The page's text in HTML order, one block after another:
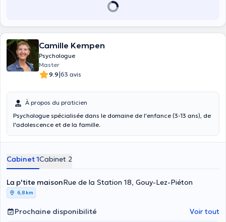
Camille Kempen
Psychologue
Master
9.9|63 avis
À propos du praticien
Psychologue spécialisée dans le domaine de l'enfance (3-13 ans), de
l'adolescence et de la famille.
Cabinet 1Cabinet 2
La p'tite maisonRue de la Station 18, Gouy-Lez-Piéton
6,8 km
Prochaine disponibilité Voir tout